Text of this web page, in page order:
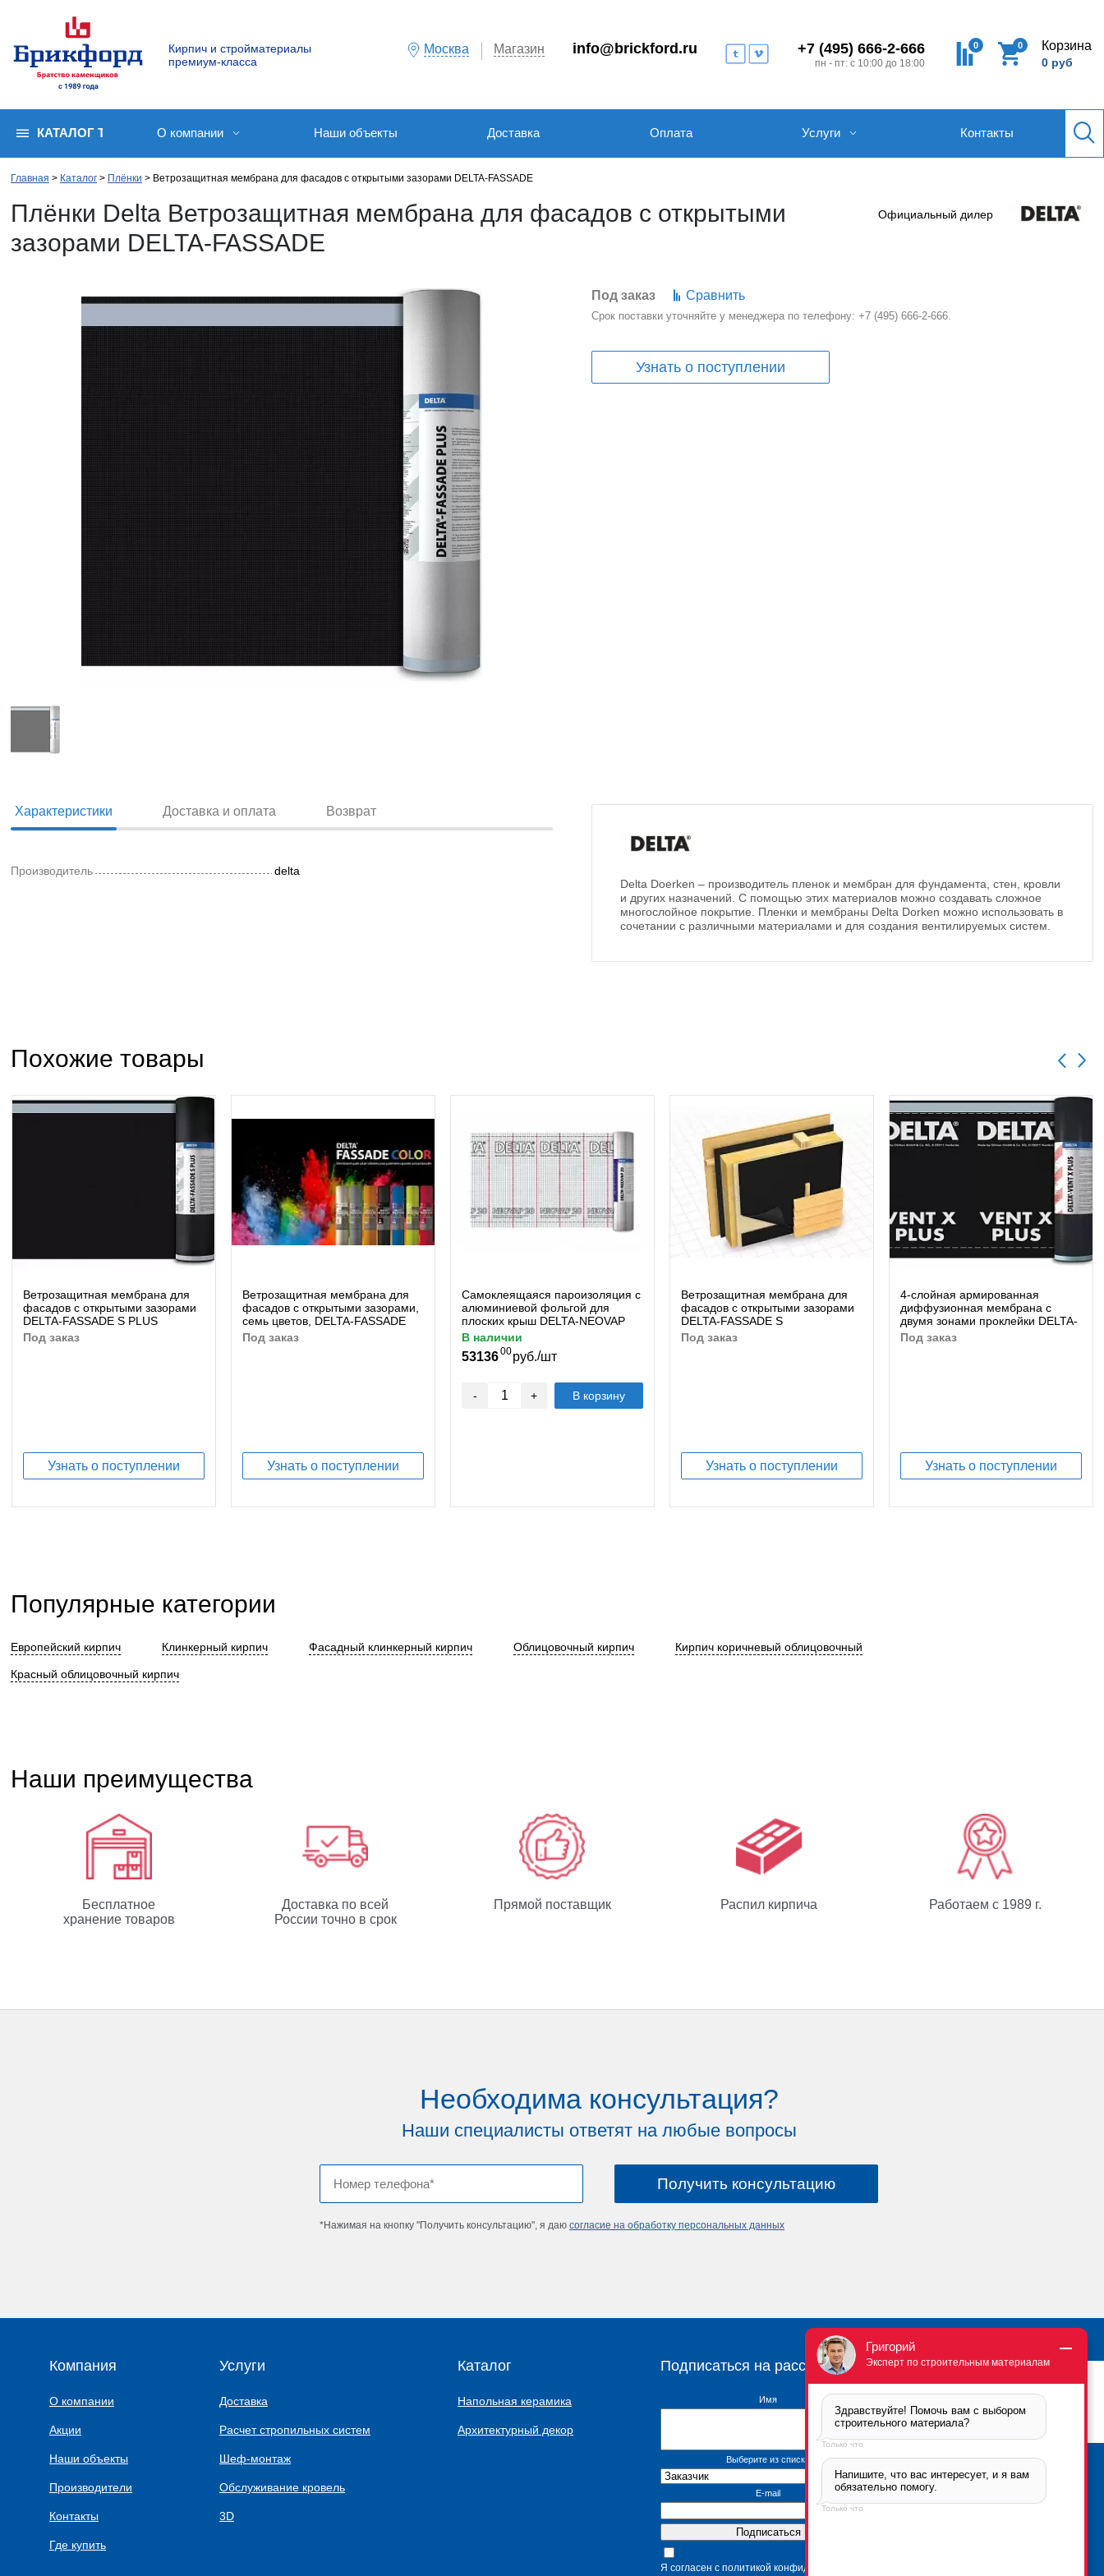
Кирпич и стройматериалы
премиум-класса
Москва Магазин info@brickford.ru +7 (495) 666-2-666
пн - пт: с 10:00 до 18:00
0 0 Корзина
0 руб
КАТАЛОГ ТОВАРОВО компании Наши объекты Доставка Оплата Услуги Контакты
Главная Каталог Плёнки Ветрозащитная мембрана для фасадов с открытыми зазорами DELTA-FASSADE
Плёнки Delta Ветрозащитная мембрана для фасадов с открытыми
зазорами DELTA-FASSADE
Официальный дилер
Под заказ Сравнить
Срок поставки уточняйте у менеджера по телефону: +7 (495) 666-2-666.
Узнать о поступлении
Характеристики Доставка и оплата Возврат
Производитель
delta
Delta Doerken – производитель пленок и мембран для фундамента, стен, кровли
и других назначений. С помощью этих материалов можно создавать сложное
многослойное покрытие. Пленки и мембраны Delta Dorken можно использовать в
сочетании с различными материалами и для создания вентилируемых систем.
Похожие товары
Ветрозащитная мембрана для
фасадов с открытыми зазорами
DELTA-FASSADE S PLUS
под заказ
Узнать о поступлении
Ветрозащитная мембрана для
фасадов с открытыми зазорами,
семь цветов, DELTA-FASSADE
COLOR
под заказ
Узнать о поступлении
Самоклеящаяся пароизоляция с
алюминиевой фольгой для
плоских крыш DELTA-NEOVAP
1500в наличии
5313600руб./шт
- + В корзину
Ветрозащитная мембрана для
фасадов с открытыми зазорами
DELTA-FASSADE S
под заказ
Узнать о поступлении
4-слойная армированная
диффузионная мембрана с
двумя зонами проклейки DELTA-
VENT X PLUS
под заказ
Узнать о поступлении
Популярные категории
Европейский кирпич Клинкерный кирпич Фасадный клинкерный кирпич Облицовочный кирпич Кирпич коричневый облицовочный
Красный облицовочный кирпич
Наши преимущества
Бесплатное
хранение товаров
Доставка по всей
России точно в срок
Прямой поставщик Распил кирпича Работаем с 1989 г.
Необходима консультация?
Наши специалисты ответят на любые вопросы
*Нажимая на кнопку "Получить консультацию", я даю согласие на обработку персональных данных
Брикфорд Москва
105005
Бауманская, 6с2
Компания
О компании
Акции
Наши объекты
Производители
Контакты
Где купить
Услуги
Доставка
Расчет стропильных систем
Шеф-монтаж
Обслуживание кровель
3D
Каталог
Напольная керамика
Архитектурный декор
Подписаться на рассылку
Имя
Выберите из списка
E-mail
Я согласен с политикой конфиденциальности
Григорий
Эксперт по строительным материалам
Здравствуйте! Помочь вам с выбором
строительного материала?
Только что
Напишите, что вас интересует, и я вам
обязательно помогу.
Только что